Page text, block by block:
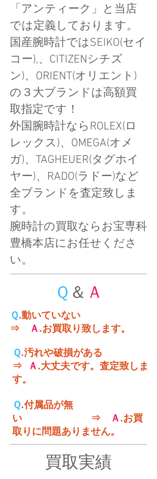
「アンティーク」と当店
では定義しております。
国産腕時計ではSEIKO(セイ
コー),、CITIZENシチズ
ン)、ORIENT(オリエント)
の３大ブランドは高額買
取指定です！​
​外国腕時計ならROLEX(ロ
レックス)、OMEGA(オメ
ガ)、TAGHEUER(タグホイ
ヤー)、RADO(ラドー)など
全ブランドを査定致しま
す。
​腕時計の買取ならお宝専科
豊橋本店にお任せくださ
い。
Ｑ ＆ Ａ
Ｑ.動いていない ​
⇒
Ａ .お買取り致します。
Ｑ.汚れや破損がある​
⇒
Ａ .大丈夫です。査定致しま
す。
Ｑ.付属品が無
い ⇒
Ａ .お買
取りに問題ありません。
買取実績